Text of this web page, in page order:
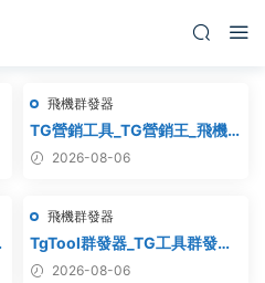
飛機群發器
TG營銷工具_TG營銷王_飛機
營銷王_破解版
2026-08-06
飛機群發器
TgTool群發器_TG工具群發器_
最新破解版
2026-08-06